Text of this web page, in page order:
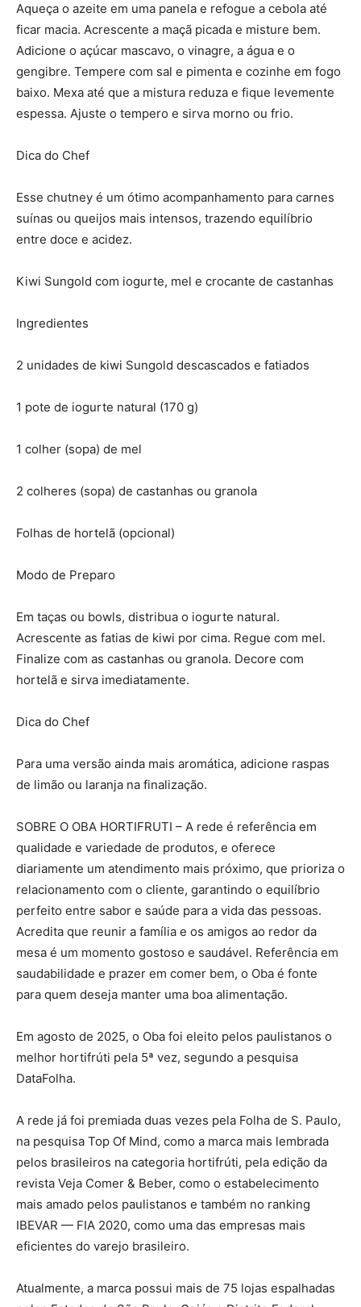
Aqueça o azeite em uma panela e refogue a cebola até
ficar macia. Acrescente a maçã picada e misture bem.
Adicione o açúcar mascavo, o vinagre, a água e o
gengibre. Tempere com sal e pimenta e cozinhe em fogo
baixo. Mexa até que a mistura reduza e fique levemente
espessa. Ajuste o tempero e sirva morno ou frio.
Dica do Chef
Esse chutney é um ótimo acompanhamento para carnes
suínas ou queijos mais intensos, trazendo equilíbrio
entre doce e acidez.
Kiwi Sungold com iogurte, mel e crocante de castanhas
Ingredientes
2 unidades de kiwi Sungold descascados e fatiados
1 pote de iogurte natural (170 g)
1 colher (sopa) de mel
2 colheres (sopa) de castanhas ou granola
Folhas de hortelã (opcional)
Modo de Preparo
Em taças ou bowls, distribua o iogurte natural.
Acrescente as fatias de kiwi por cima. Regue com mel.
Finalize com as castanhas ou granola. Decore com
hortelã e sirva imediatamente.
Dica do Chef
Para uma versão ainda mais aromática, adicione raspas
de limão ou laranja na finalização.
SOBRE O OBA HORTIFRUTI – A rede é referência em
qualidade e variedade de produtos, e oferece
diariamente um atendimento mais próximo, que prioriza o
relacionamento com o cliente, garantindo o equilíbrio
perfeito entre sabor e saúde para a vida das pessoas.
Acredita que reunir a família e os amigos ao redor da
mesa é um momento gostoso e saudável. Referência em
saudabilidade e prazer em comer bem, o Oba é fonte
para quem deseja manter uma boa alimentação.
Em agosto de 2025, o Oba foi eleito pelos paulistanos o
melhor hortifrúti pela 5ª vez, segundo a pesquisa
DataFolha.
A rede já foi premiada duas vezes pela Folha de S. Paulo,
na pesquisa Top Of Mind, como a marca mais lembrada
pelos brasileiros na categoria hortifrúti, pela edição da
revista Veja Comer & Beber, como o estabelecimento
mais amado pelos paulistanos e também no ranking
IBEVAR — FIA 2020, como uma das empresas mais
eficientes do varejo brasileiro.
Atualmente, a marca possui mais de 75 lojas espalhadas